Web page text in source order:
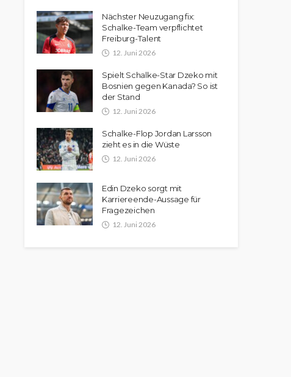
Nächster Neuzugang fix:
Schalke-Team verpflichtet
Freiburg-Talent
12. Juni 2026
Spielt Schalke-Star Dzeko mit
Bosnien gegen Kanada? So ist
der Stand
12. Juni 2026
Schalke-Flop Jordan Larsson
zieht es in die Wüste
12. Juni 2026
Edin Dzeko sorgt mit
Karriereende-Aussage für
Fragezeichen
12. Juni 2026